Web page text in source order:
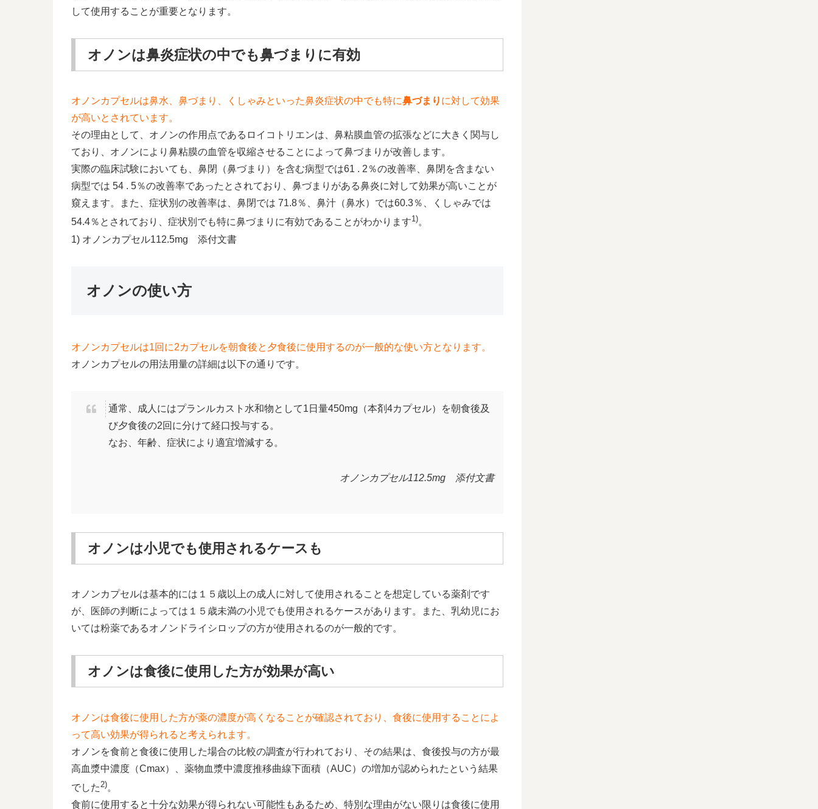
して使用することが重要となります。
オノンは鼻炎症状の中でも鼻づまりに有効
オノンカプセルは鼻水、鼻づまり、くしゃみといった鼻炎症状の中でも特に鼻づまり に対して効果
が高いとされています。
その理由として、オノンの作用点であるロイコトリエンは、鼻粘膜血管の拡張などに大きく関与し
ており、オノンにより鼻粘膜の血管を収縮させることによって鼻づまりが改善します。
実際の臨床試験においても、鼻閉（鼻づまり）を含む病型では61 . 2％の改善率、鼻閉を含まない
病型では 54 . 5％の改善率であったとされており、鼻づまりがある鼻炎に対して効果が高いことが
窺えます。また、症状別の改善率は、鼻閉では 71.8％、鼻汁（鼻水）では60.3％、くしゃみでは
54.4％とされており、症状別でも特に鼻づまりに有効であることがわかります1)。
1) オノンカプセル112.5mg 添付文書
オノンの使い方
オノンカプセルは1回に2カプセルを朝食後と夕食後に使用するのが一般的な使い方となります。
オノンカプセルの用法用量の詳細は以下の通りです。
通常、成人にはプランルカスト水和物として1日量450mg（本剤4カプセル）を朝食後及
び夕食後の2回に分けて経口投与する。
なお、年齢、症状により適宜増減する。
オノンカプセル112.5mg 添付文書
オノンは小児でも使用されるケースも
オノンカプセルは基本的には１５歳以上の成人に対して使用されることを想定している薬剤です
が、医師の判断によっては１５歳未満の小児でも使用されるケースがあります。また、乳幼児にお
いては粉薬であるオノンドライシロップの方が使用されるのが一般的です。
オノンは食後に使用した方が効果が高い
オノンは食後に使用した方が薬の濃度が高くなることが確認されており、食後に使用することによ
って高い効果が得られると考えられます。
オノンを食前と食後に使用した場合の比較の調査が行われており、その結果は、食後投与の方が最
高血漿中濃度（Cmax）、薬物血漿中濃度推移曲線下面積（AUC）の増加が認められたという結果
でした 2)。
食前に使用すると十分な効果が得られない可能性もあるため、特別な理由がない限りは食後に使用